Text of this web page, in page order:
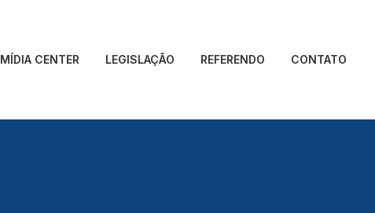
MÍDIA CENTER LEGISLAÇÃO REFERENDO CONTATO